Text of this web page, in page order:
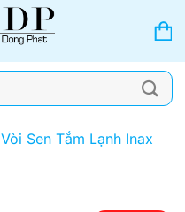
Vòi Sen Tắm Lạnh Inax